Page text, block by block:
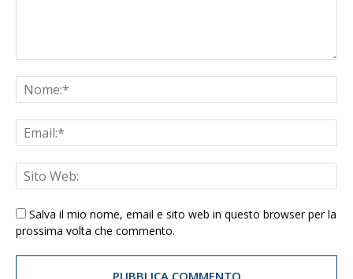
Salva il mio nome, email e sito web in questo browser per la
prossima volta che commento.